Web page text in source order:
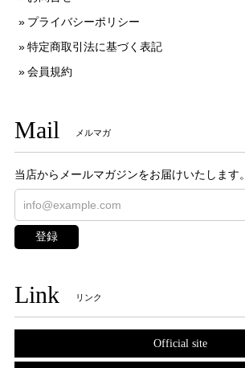
プライバシーポリシー
特定商取引法に基づく表記
会員規約
Mail メルマガ
当店からメールマガジンをお届けいたします。
登録
Link リンク
Official site